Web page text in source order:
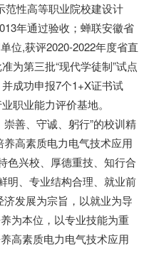
范性高等职业院校建设计
年通过验收；蝉联安徽省
位,获评2020-2022年度省直
为第三批“现代学徒制”试点
成功申报7个1+X证书试
职业能力评价基地。
善、守诚、躬行”的校训精
高素质电力电气技术应用
色兴校、厚德重技、知行合
明、专业结构合理、就业前
发展为宗旨，以就业为导
为本位，以专业技能为重
高素质电力电气技术应用